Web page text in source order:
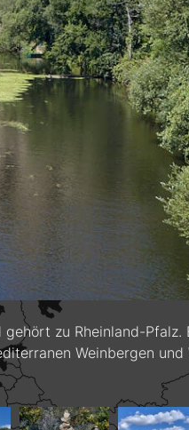
zu Rheinland-
Weinbergen